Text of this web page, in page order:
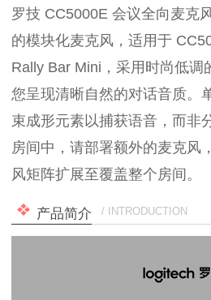
罗技 CC5000E 会议全向麦克
的模块化麦克风，适用于
Rally Bar Mini，采用时尚低调
您呈现清晰自然的对话音质。
束成形元素以捕获语音，而非
房间中，请部署额外的麦克风
风矩阵扩展至覆盖整个房间。
产品简介 / INTRODUCTION